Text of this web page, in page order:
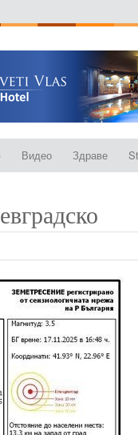
Видео Здраве